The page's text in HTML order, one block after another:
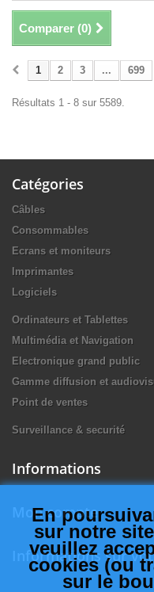
Comparer (0)
1 2 3 ... 699
Résultats 1 - 8 sur 5589.
Catégories
Câbles
Consommables
Ecrans et moniteurs
Imprimantes
Logiciels
Ordinateurs et Tablettes
Multimédia et Navigation
Electronique grand public
Gamme diffusion et
Point de ventes
Surveillance & securité
Informations
Mon compte
Informations sur
En
sur notre
veuillez
cookies (ou
sur le